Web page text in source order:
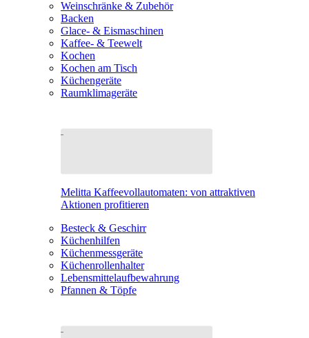
Weinschränke & Zubehör
Backen
Glace- & Eismaschinen
Kaffee- & Teewelt
Kochen
Kochen am Tisch
Küchengeräte
Raumklimageräte
Melitta Kaffeevollautomaten: von attraktiven
Aktionen profitieren
Besteck & Geschirr
Küchenhilfen
Küchenmessgeräte
Küchenrollenhalter
Lebensmittelaufbewahrung
Pfannen & Töpfe